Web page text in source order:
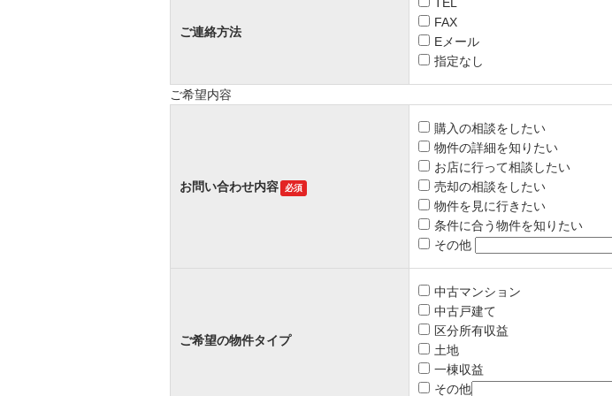
ご連絡方法
TEL
FAX
Eメール
指定なし
ご希望内容
お問い合わせ内容 必須
購入の相談をしたい
物件の詳細を知りたい
お店に行って相談したい
売却の相談をしたい
物件を見に行きたい
条件に合う物件を知りたい
その他
ご希望の物件タイプ
中古マンション
中古戸建て
区分所有収益
土地
一棟収益
その他